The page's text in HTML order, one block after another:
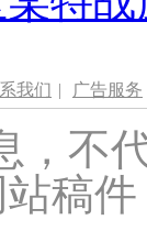
我们 | 广告服务
，不
稿